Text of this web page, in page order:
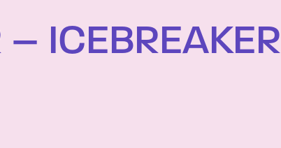
– ICEBREAKER